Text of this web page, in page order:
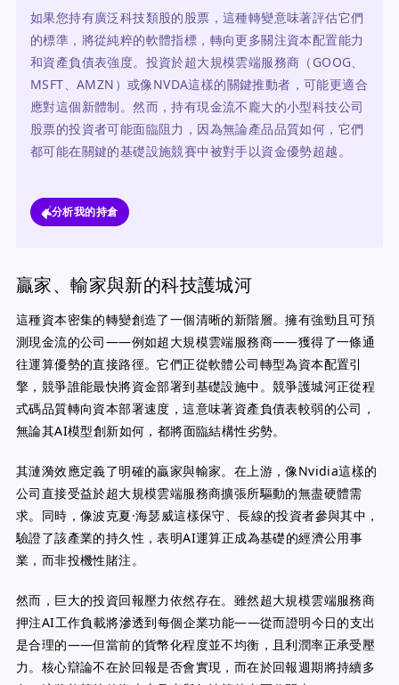
如果您持有廣泛科技類股的股票，這種轉變意味著評估它們
的標準，將從純粹的軟體指標，轉向更多關注資本配置能力
和資產負債表強度。投資於超大規模雲端服務商（GOOG、
MSFT、AMZN）或像NVDA這樣的關鍵推動者，可能更適合
應對這個新體制。然而，持有現金流不龐大的小型科技公司
股票的投資者可能面臨阻力，因為無論產品品質如何，它們
都可能在關鍵的基礎設施競賽中被對手以資金優勢超越。
分析我的持倉
贏家、輸家與新的科技護城河
這種資本密集的轉變創造了一個清晰的新階層。擁有強勁且可預
測現金流的公司——例如超大規模雲端服務商——獲得了一條通
往運算優勢的直接路徑。它們正從軟體公司轉型為資本配置引
擎，競爭誰能最快將資金部署到基礎設施中。競爭護城河正從程
式碼品質轉向資本部署速度，這意味著資產負債表較弱的公司，
無論其AI模型創新如何，都將面臨結構性劣勢。
其漣漪效應定義了明確的贏家與輸家。在上游，像Nvidia這樣的
公司直接受益於超大規模雲端服務商擴張所驅動的無盡硬體需
求。同時，像波克夏·海瑟威這樣保守、長線的投資者參與其中，
驗證了該產業的持久性，表明AI運算正成為基礎的經濟公用事
業，而非投機性賭注。
然而，巨大的投資回報壓力依然存在。雖然超大規模雲端服務商
押注AI工作負載將滲透到每個企業功能——從而證明今日的支出
是合理的——但當前的貨幣化程度並不均衡，且利潤率正承受壓
力。核心辯論不在於回報是否會實現，而在於回報週期將持續多